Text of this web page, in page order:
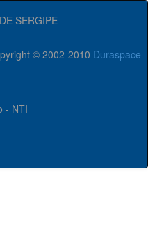
SERGIPE
© 2002-2010 Duraspace
- NTI